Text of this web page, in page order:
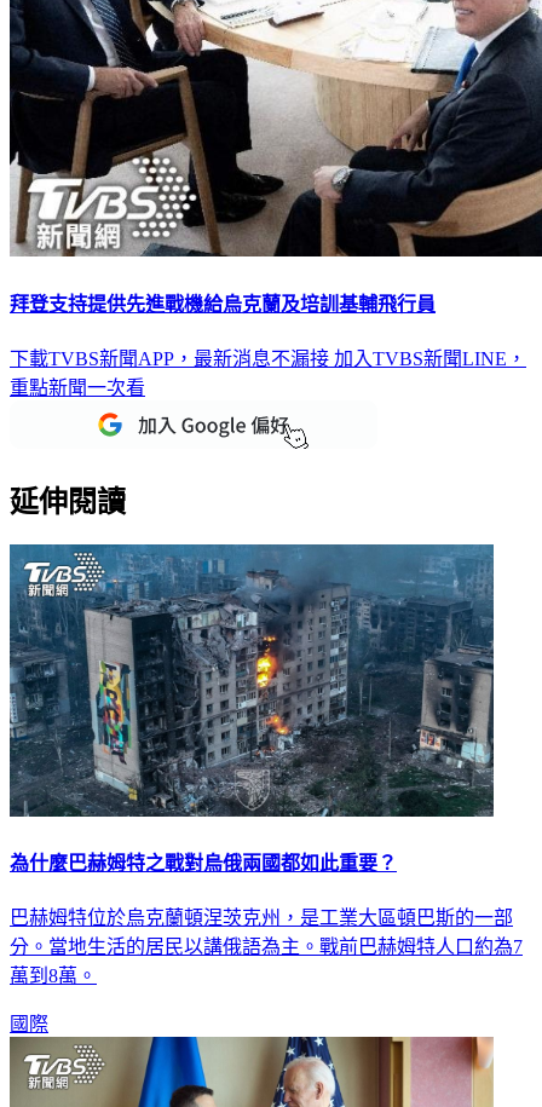
拜登支持提供先進戰機給烏克蘭及培訓基輔飛行員
下載TVBS新聞APP，最新消息不漏接 加入TVBS新聞LINE，
重點新聞一次看
延伸閱讀
為什麼巴赫姆特之戰對烏俄兩國都如此重要？
巴赫姆特位於烏克蘭頓涅茨克州，是工業大區頓巴斯的一部
分。當地生活的居民以講俄語為主。戰前巴赫姆特人口約為7
萬到8萬。
國際